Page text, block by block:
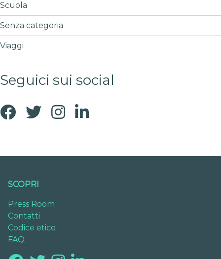
Scuola
Senza categoria
Viaggi
Seguici sui social
SCOPRI
Press Room
Contatti
Codice etico
FAQ